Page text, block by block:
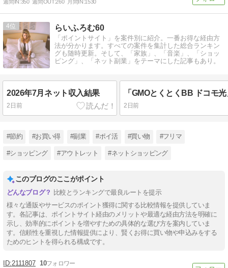
週間IN:350 週間OUT:260 月間IN:1530
4 らいふろむ60
「ポイントサイト」を案件別に紹介。一番お得な経由方
法が分かります。すべての案件を集計した総合ランキン
グも随時更新。そして、「家族」、「音楽」、「ショッ
ピング」、「ネット副業」をテーマにした記事もあり。
2026年7月ネット収入結果
2日前 2日前
#節約 #お買い得 #副業 #ポイ活 #買い物 #フリマ
#ショッピング #アウトレット #ネットショッピング
このブログのここがポイント
比較とランキングで最良ルートを提示
様々な通販やサービスのポイント獲得に関する比較情報を提供していま
す。各記事は、ポイントサイト経由のメリットや最適な経由方法を明確に
示し、効率的にポイントを増やすための具体的な選び方を案内していま
す。信頼性を重視した情報提供により、賢くお得に買い物や申込みをする
ためのヒントを得られる構成です。
2111807 10